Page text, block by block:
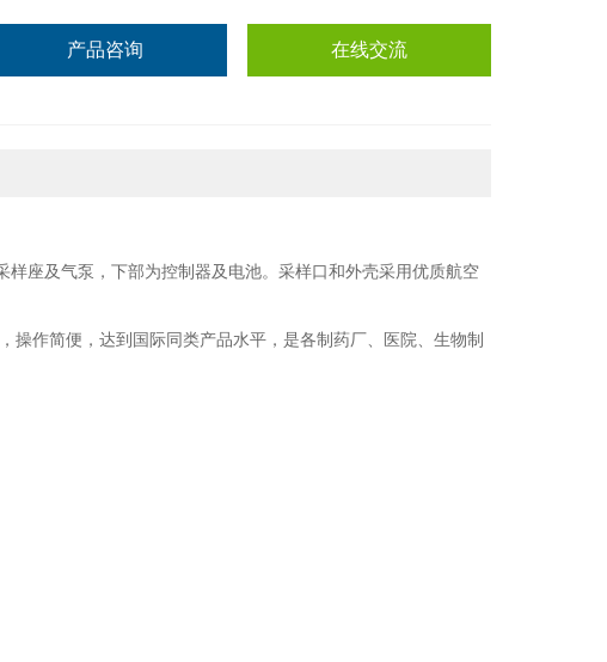
产品咨询 在线交流
座及气泵，下部为控制器及电池。采样口和外壳采用优质航空
操作简便，达到国际同类产品水平，是各制药厂、医院、生物制